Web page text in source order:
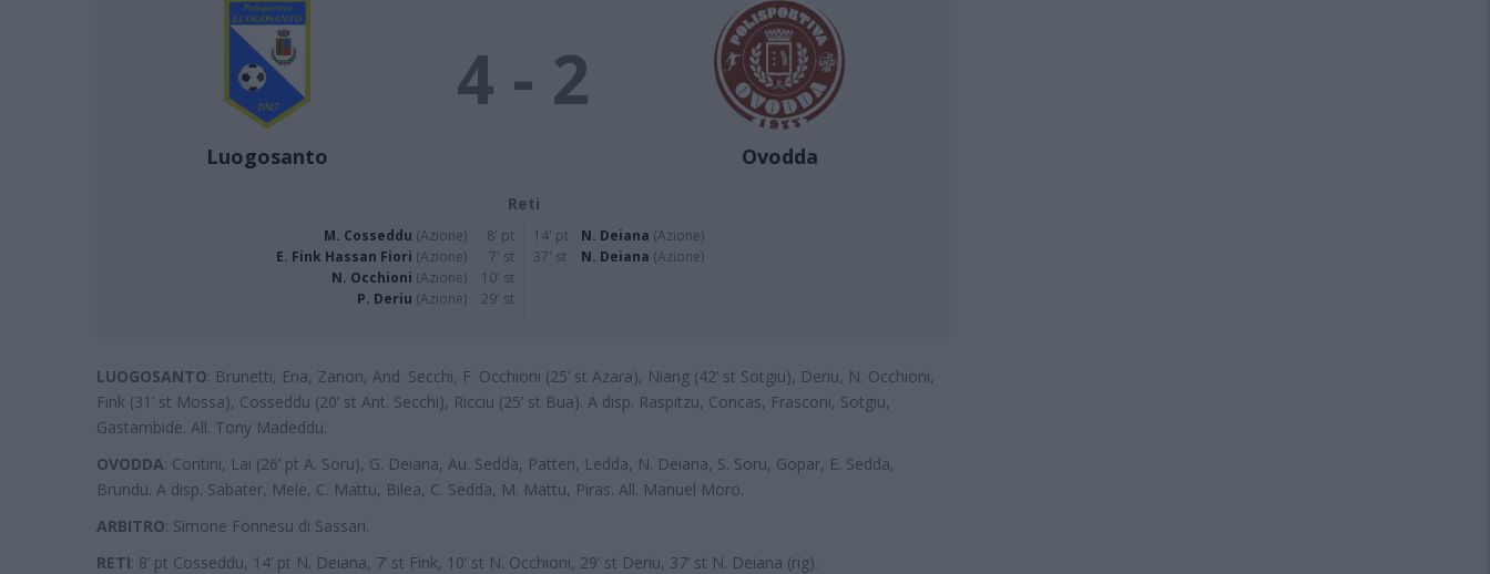
Luogosanto
4 - 2
Ovodda
Reti
M. Cosseddu (Azione)
8' pt
E. Fink Hassan Fiori (Azione)
7' st
N. Occhioni (Azione)
10' st
P. Deriu (Azione) 29' st
14' pt N. Deiana (Azione)
37' st
N. Deiana (Azione)
LUOGOSANTO: Brunetti, Ena, Zanon, And. Secchi, F. Occhioni (25’ st Azara), Niang (42’ st Sotgiu), Deriu, N. Occhioni,
Fink (31’ st Mossa), Cosseddu (20’ st Ant. Secchi), Ricciu (25’ st Bua). A disp. Raspitzu, Concas, Frasconi, Sotgiu,
Gastambide. All. Tony Madeddu.
OVODDA: Contini, Lai (26’ pt A. Soru), G. Deiana, Au. Sedda, Patteri, Ledda, N. Deiana, S. Soru, Gopar, E. Sedda,
Brundu. A disp. Sabater, Mele, C. Mattu, Bilea, C. Sedda, M. Mattu, Piras. All. Manuel Moro.
ARBITRO: Simone Fonnesu di Sassari.
RETI: 8’ pt Cosseddu, 14’ pt N. Deiana, 7’ st Fink, 10’ st N. Occhioni, 29’ st Deriu, 37’ st N. Deiana (rig).